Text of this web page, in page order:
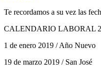
Te recordamos a su vez las
CALENDARIO LABORAL
1 de enero 2019 / Año Nuevo
19 de marzo 2019 / San José